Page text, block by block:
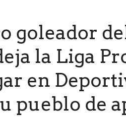
goleador
la Liga
en
pueblo de